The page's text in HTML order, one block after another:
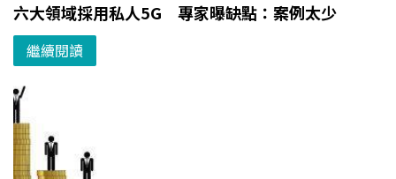
六大領域採用私人5G 專家曝缺點：案例太少
繼續閱讀